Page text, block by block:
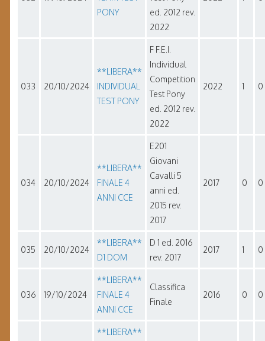
PONY
ed. 2012 rev.
2022
033 20/10/2024
**LIBERA**
INDIVIDUAL
TEST PONY
F F.E.I.
Individual
Competition
Test Pony
ed. 2012 rev.
2022
2022 1 0
034 20/10/2024
**LIBERA**
FINALE 4
ANNI CCE
E201
Giovani
Cavalli 5
anni ed.
2015 rev.
2017
2017 0 0
035 20/10/2024
**LIBERA**
D1 DOM
D 1 ed. 2016
rev. 2017
2017 1 0
036 19/10/2024
**LIBERA**
FINALE 4
ANNI CCE
Classifica
Finale
2016 0 0
**LIBERA**